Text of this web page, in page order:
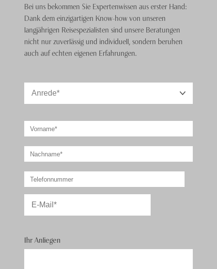
Bei uns bekommen Sie Expertenwissen aus erster Hand:
Dank dem einzigartigen Know-how von unseren
langjährigen Reisespezialisten sind unsere Beratungen
nicht nur zuverlässig und individuell, sondern beruhen
auch auf echten eigenen Erfahrungen.
Ihr Anliegen